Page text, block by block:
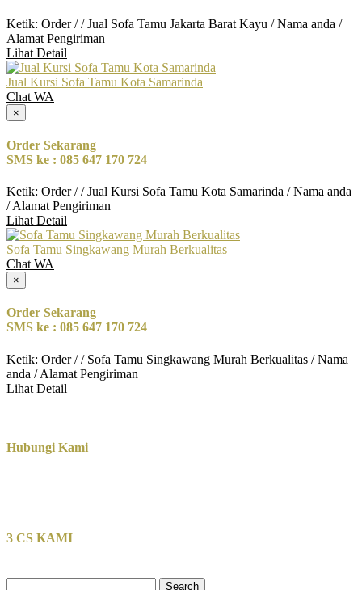
Ketik: Order / / Jual Sofa Tamu Jakarta Barat Kayu / Nama anda /
Alamat Pengiriman
Lihat Detail
Jual Kursi Sofa Tamu Kota Samarinda
Chat WA
×
Order Sekarang
SMS ke : 085 647 170 724
Ketik: Order / / Jual Kursi Sofa Tamu Kota Samarinda / Nama anda
/ Alamat Pengiriman
Lihat Detail
Sofa Tamu Singkawang Murah Berkualitas
Chat WA
×
Order Sekarang
SMS ke : 085 647 170 724
Ketik: Order / / Sofa Tamu Singkawang Murah Berkualitas / Nama
anda / Alamat Pengiriman
Lihat Detail
Hubungi Kami
3 CS KAMI